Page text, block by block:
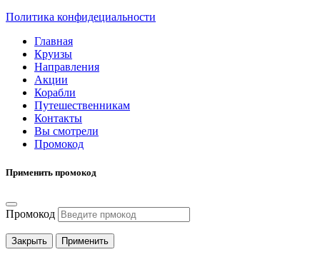
Политика конфидециальности
Главная
Круизы
Направления
Акции
Корабли
Путешественникам
Контакты
Вы смотрели
Промокод
Применить промокод
Промокод
Закрыть Применить